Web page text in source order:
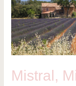
Mistral,
–
ein
Familienthriller